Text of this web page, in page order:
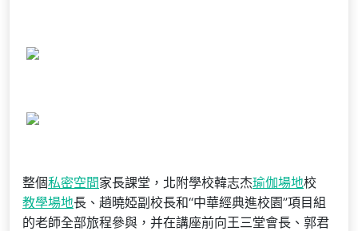
整個私密空間家長課堂，北附學校韓志杰瑜伽場地校
教學場地長、趙曉婭副校長和“中華經典進校園”項目組
的老師全部旅程參與，并在講座前向王三堂會長、郭君